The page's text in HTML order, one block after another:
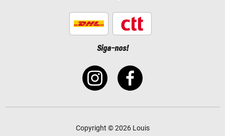
Siga-nos!
Copyright © 2026 Louis